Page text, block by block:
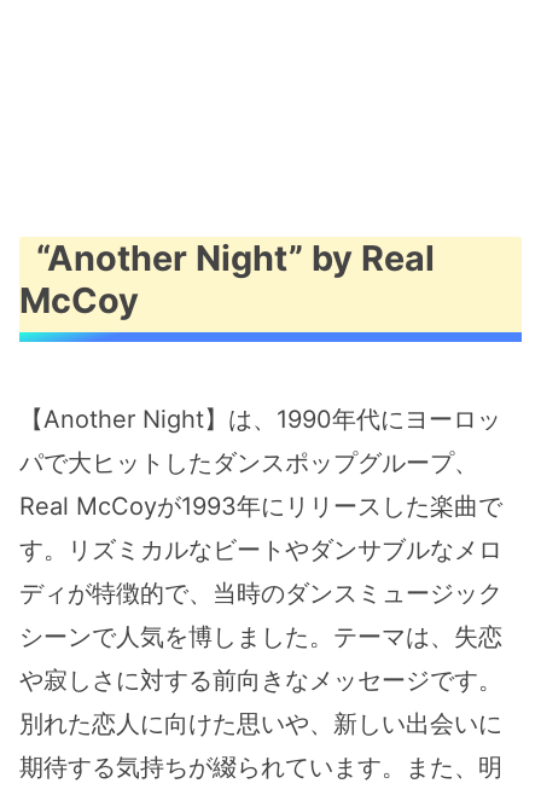
“Another Night” by Real
McCoy
【Another Night】は、1990年代にヨーロッ
パで大ヒットしたダンスポップグループ、
Real McCoyが1993年にリリースした楽曲で
す。リズミカルなビートやダンサブルなメロ
ディが特徴的で、当時のダンスミュージック
シーンで人気を博しました。テーマは、失恋
や寂しさに対する前向きなメッセージです。
別れた恋人に向けた思いや、新しい出会いに
期待する気持ちが綴られています。また、明